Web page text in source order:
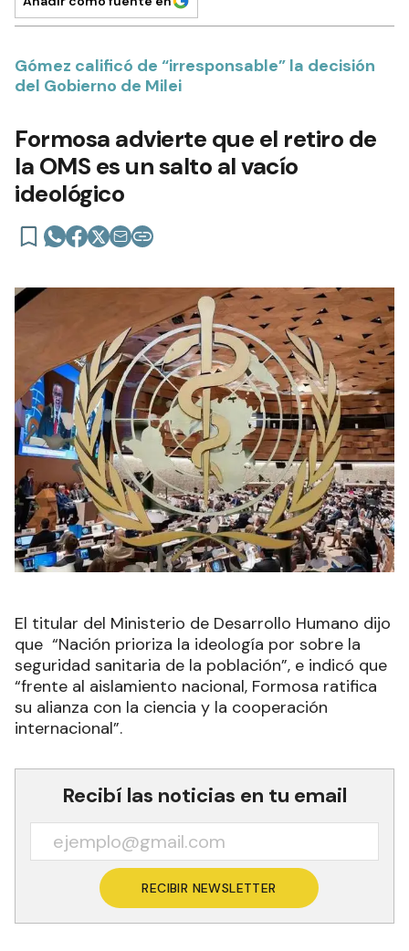
Gómez calificó de “irresponsable” la decisión
del Gobierno de Milei
Formosa advierte que el retiro de
la OMS es un salto al vacío
ideológico
El titular del Ministerio de Desarrollo Humano dijo
que “Nación prioriza la ideología por sobre la
seguridad sanitaria de la población”, e indicó que
“frente al aislamiento nacional, Formosa ratifica
su alianza con la ciencia y la cooperación
internacional”.
Recibí las noticias en tu email
RECIBIR NEWSLETTER